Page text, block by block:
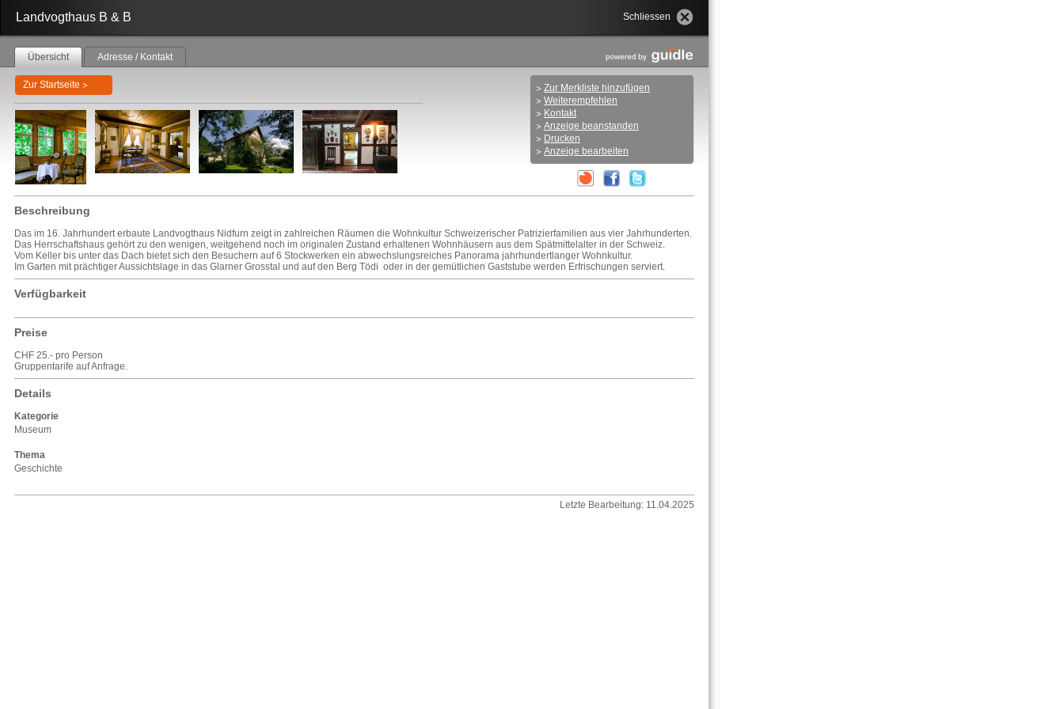
Landvogthaus B & B Schliessen
Übersicht Adresse / Kontakt
Zur Startseite
Zur Merkliste hinzufügen
Weiterempfehlen
Kontakt
Anzeige beanstanden
Drucken
Anzeige bearbeiten
Beschreibung
Das im 16. Jahrhundert erbaute Landvogthaus Nidfurn zeigt in zahlreichen Räumen die Wohnkultur Schweizerischer Patrizierfamilien aus vier Jahrhunderten.
Das Herrschaftshaus gehört zu den wenigen, weitgehend noch im originalen Zustand erhaltenen Wohnhäusern aus dem Spätmittelalter in der Schweiz.
Vom Keller bis unter das Dach bietet sich den Besuchern auf 6 Stockwerken ein abwechslungsreiches Panorama jahrhundertlanger Wohnkultur.
Im Garten mit prächtiger Aussichtslage in das Glarner Grosstal und auf den Berg Tödi oder in der gemütlichen Gaststube werden Erfrischungen serviert.
Verfügbarkeit
Preise
CHF 25.- pro Person
Gruppentarife auf Anfrage.
Details
Kategorie
Museum
Thema
Geschichte
Letzte Bearbeitung: 11.04.2025